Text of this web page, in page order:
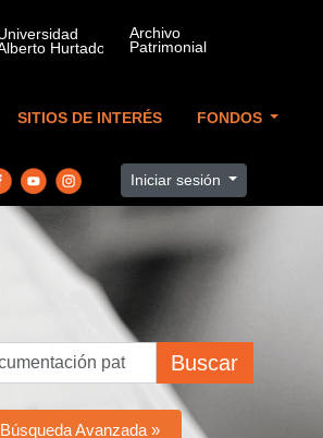
SITIOS DE INTERÉS FONDOS
Iniciar sesión
Buscar
Búsqueda Avanzada »